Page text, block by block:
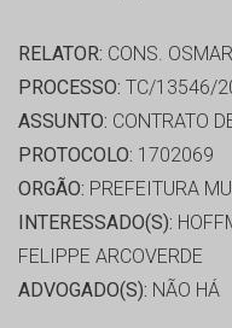
RELATOR: CONS.
PROCESSO: TC/13546/
ASSUNTO: CONTRATO
PROTOCOLO: 1702069
ORGÃO: PREFEITURA
INTERESSADO(S):
FELIPPE ARCOVERDE
ADVOGADO(S): NÃO HÁ